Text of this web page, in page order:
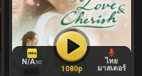
N/A/10
ไทย
มาสเตอร์
1080p